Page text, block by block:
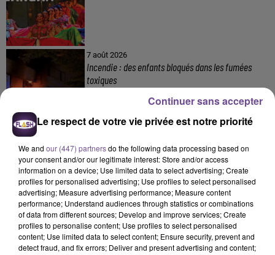
7 août 2026
Incendie : des enfants bloqués dans les fumées
toxiques
DERNIERS TITRES
11h51
11h51 11h47
11h47 11h41
11h41
Le respect de votre vie privée est notre priorité
We and our (447) partnersdo the following data processing based on
your consent and/or our legitimate interest: Store and/or access
information on a device; Use limited data to select advertising; Create
profiles for personalised advertising; Use profiles to select personalised
advertising; Measure advertising performance; Measure content
performance; Understand audiences through statistics or combinations
of data from different sources; Develop and improve services; Create
profiles to personalise content; Use profiles to select personalised
content; Use limited data to select content; Ensure security, prevent and
detect fraud, and fix errors; Deliver and present advertising and content;
Continuer sans accepter